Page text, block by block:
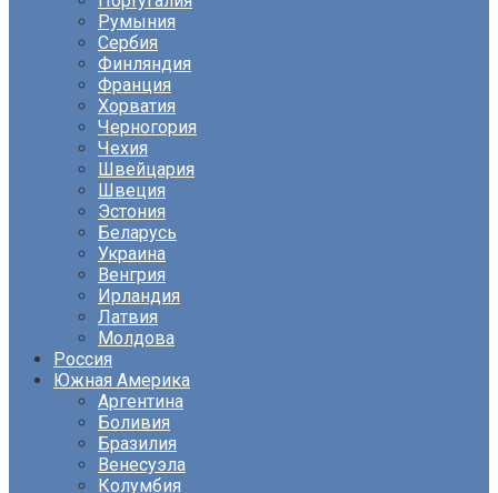
Румыния
Сербия
Финляндия
Франция
Хорватия
Черногория
Чехия
Швейцария
Швеция
Эстония
Беларусь
Украина
Венгрия
Ирландия
Латвия
Молдова
Россия
Южная Америка
Аргентина
Боливия
Бразилия
Венесуэла
Колумбия